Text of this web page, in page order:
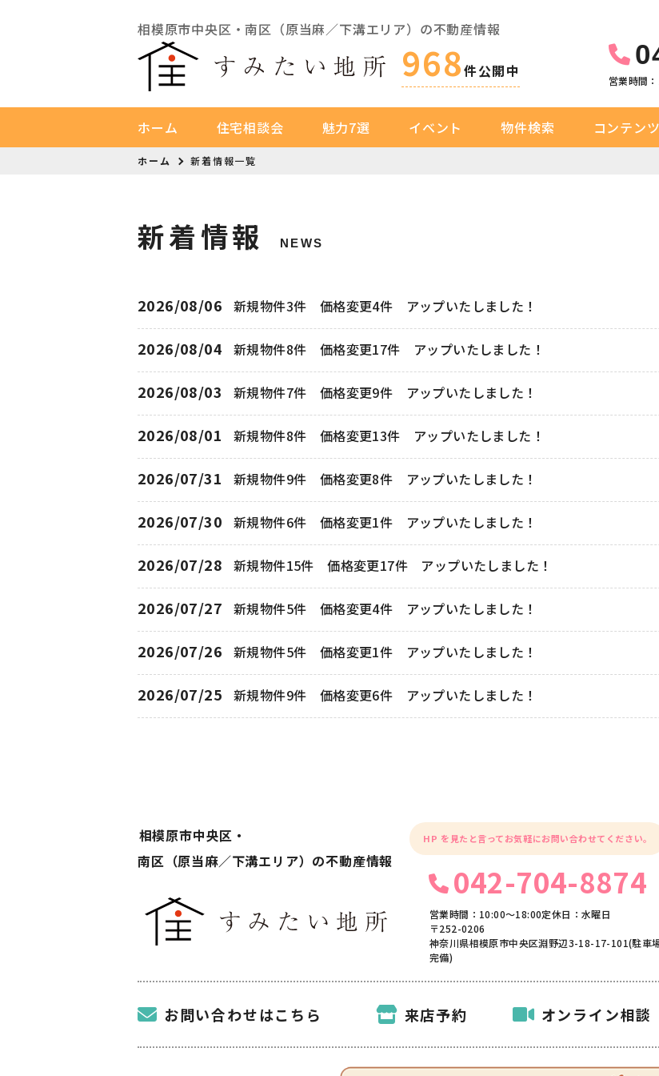
相模原市中央区・南区（原当麻／下溝エリア）の不動産情報
968件公開中
営業時間
ホーム 住宅相談会 魅力7選 イベント 物件検索 コンテンツ
ホーム 新着情報一覧
新着情報 NEWS
2026/08/06 新規物件3件 価格変更4件 アップいたしました！
2026/08/04 新規物件8件 価格変更17件 アップいたしました！
2026/08/03 新規物件7件 価格変更9件 アップいたしました！
2026/08/01 新規物件8件 価格変更13件 アップいたしました！
2026/07/31 新規物件9件 価格変更8件 アップいたしました！
2026/07/30 新規物件6件 価格変更1件 アップいたしました！
2026/07/28 新規物件15件 価格変更17件 アップいたしました！
2026/07/27 新規物件5件 価格変更4件 アップいたしました！
2026/07/26 新規物件5件 価格変更1件 アップいたしました！
2026/07/25 新規物件9件 価格変更6件 アップいたしました！
相模原市中央区・
南区（原当麻／下溝エリア）の不動産情報
HP を見たと言ってお気軽にお問い合わせてください。
042-704-8874
営業時間：10:00〜18:00定休日：水曜日
〒252-0206
神奈川県相模原市中央区淵野辺3-18-17-101(駐車
完備)
お問い合わせはこちら 来店予約 オンライン相談